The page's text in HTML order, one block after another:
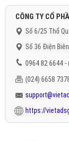
CÔNG TY CỔ
Số 6/25 Thổ
Số 36 Điện
0964 82 6644 -
(024) 6658
https://